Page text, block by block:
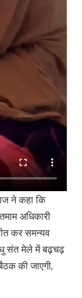
ने कहा कि
अधिकारी
कर समन्यव
संत मेले में बढ़चढ़
की जाएगी,